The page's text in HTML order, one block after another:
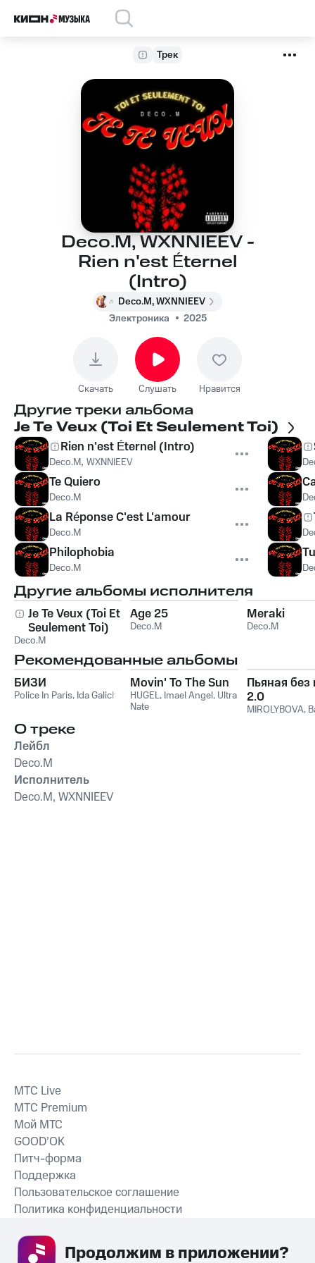
Трек
Deco.M, WXNNIEEV -
Rien n'est Éternel
(Intro)
Deco.M, WXNNIEEV
Электроника
2025
Скачать Слушать Нравится
Другие треки альбома
Je Te Veux (Toi Et Seulement Toi)
Rien n'est Éternel (Intro)
Deco.M, WXNNIEEV
Te Quiero
Deco.M
La Réponse C'est L'amour
Deco.M
Philophobia
Deco.M
Другие альбомы исполнителя
Je Te Veux (Toi Et
Seulement Toi)
Deco.M
Age 25
Deco.M
Meraki
Deco.M
Рекомендованные альбомы
БИЗИ
Police In Paris, Ida Galich
Movin' To The Sun
HUGEL, Imael Angel, Ultra
Nate
Пьяная без
2.0
MIROLYBOVA,
О треке
Лейбл
Deco.M
Исполнитель
Deco.M, WXNNIEEV
СКАЧАТЬ ПРИЛОЖЕНИЕ
MTС Live
MTС Premium
Мой МТС
GOOD’OK
Питч-форма
Поддержка
Пользовательское соглашение
Политика конфиденциальности